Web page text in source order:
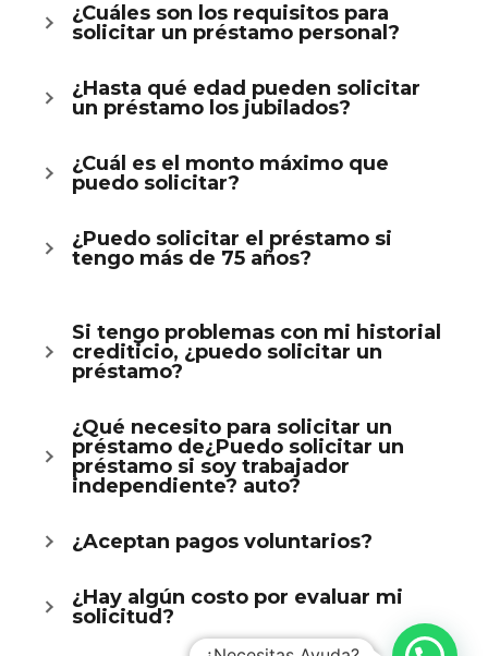
¿Cuáles son los requisitos para
solicitar un préstamo personal?
¿Hasta qué edad pueden solicitar
un préstamo los jubilados?
¿Cuál es el monto máximo que
puedo solicitar?
¿Puedo solicitar el préstamo si
tengo más de 75 años?
Si tengo problemas con mi historial
crediticio, ¿puedo solicitar un
préstamo?
¿Qué necesito para solicitar un
préstamo de¿Puedo solicitar un
préstamo si soy trabajador
independiente? auto?
¿Aceptan pagos voluntarios?
¿Hay algún costo por evaluar mi
solicitud?